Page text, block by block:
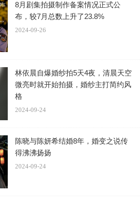
导演及制片人这样的行为感到十分
种现象极其不满，在忍无可忍之下选
收视率一路飙升，相关话题讨论度也
8月剧集拍摄制作备案情况正式公
布，较7月总数上升了23.8%
2024-09-26
林依晨自爆婚纱拍5天4夜，清晨天空
微亮时就开始拍摄，婚纱主打简约风
格
2024-09-24
陈晓与陈妍希结婚8年，婚变之说传
得沸沸扬扬
2024-09-24